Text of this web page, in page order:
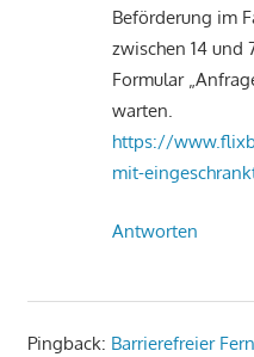
Beförderung im
zwischen 14 und
Formular
warten.
https://
mit-
Antworten
Pingback: Barrierefreier